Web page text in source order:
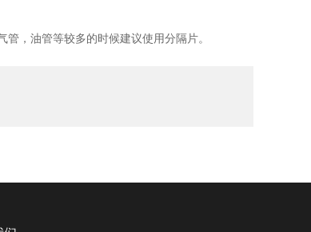
，油管等较多的时候建议使用分隔片。